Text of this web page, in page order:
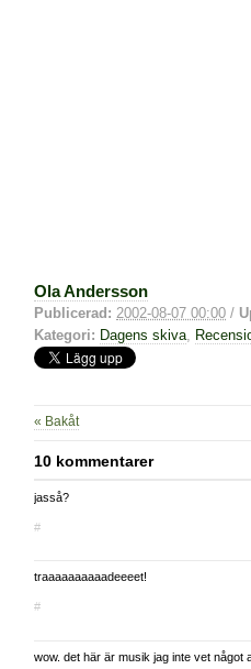
Ola Andersson
Publicerad: 2002-08-07 00:00 /
Kategori: Dagens skiva
« Bakåt
10 kommentarer
jasså?
#
traaaaaaaaaadeeeet!
#
wow. det här är musik jag inte vet något